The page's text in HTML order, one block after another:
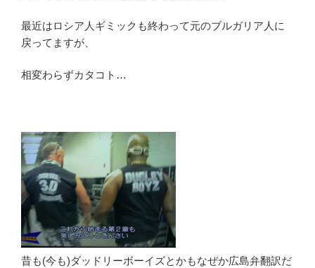
最近はロシア人ギミックも終わって元のブルガリア人に
戻ってますが、
相変わらずカタコト…
昔も(今も)ダッドリーボーイズとかもなぜか広島弁翻訳だ